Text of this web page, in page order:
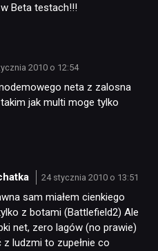
Beta testach!!!
2010 o 12:54
neta z zalosna
jak multi moge tylko
24 stycznia 2010 o 13:51
sam miałem cienkiego
z botami (Battlefield2) Ale
net, zero lagów (no prawie)
ludzmi to zupełnie co